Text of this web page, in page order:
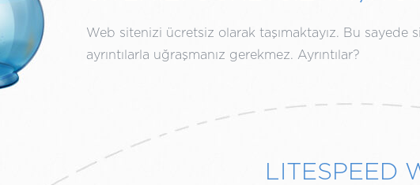
Web sitenizi ücretsiz olarak taşımaktayız. Bu sayede
ayrıntılarla uğraşmanız gerekmez. Ayrıntılar?
LITESPEED